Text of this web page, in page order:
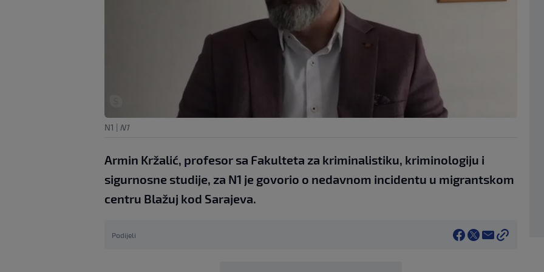
N1 | N1
Armin Kržalić, profesor sa Fakulteta za kriminalistiku, kriminologiju i
sigurnosne studije, za N1 je govorio o nedavnom incidentu u migrantskom
centru Blažuj kod Sarajeva.
Podijeli